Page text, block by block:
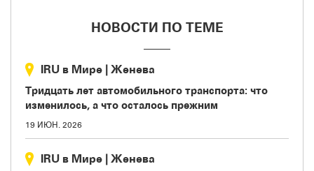
НОВОСТИ ПО ТЕМЕ
IRU в Мире | Женева
Тридцать лет автомобильного транспорта: что
изменилось, а что осталось прежним
19 ИЮН. 2026
IRU в Мире | Женева